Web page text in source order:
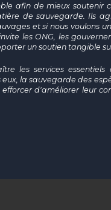
afin de mieux soutenir
de sauvegarde. Ils
et si nous voulons
les ONG, les
un soutien tangible
les services
la sauvegarde des
d'améliorer leur